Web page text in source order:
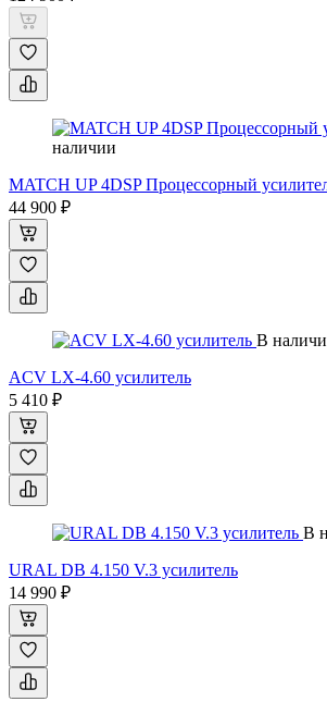
наличии
MATCH UP 4DSP Процессорный
44 900 ₽
В
ACV LX-4.60 усилитель
5 410 ₽
В
URAL DB 4.150 V.3 усилитель
14 990 ₽